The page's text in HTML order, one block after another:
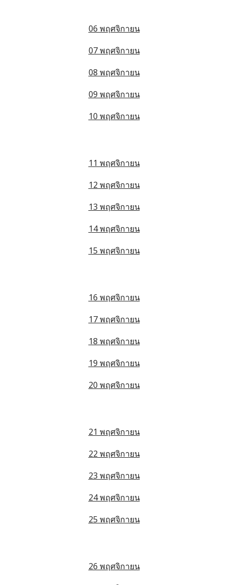
06 พฤศจิกายน
07 พฤศจิกายน
08 พฤศจิกายน
09 พฤศจิกายน
10 พฤศจิกายน
11 พฤศจิกายน
12 พฤศจิกายน
13 พฤศจิกายน
14 พฤศจิกายน
15 พฤศจิกายน
16 พฤศจิกายน
17 พฤศจิกายน
18 พฤศจิกายน
19 พฤศจิกายน
20 พฤศจิกายน
21 พฤศจิกายน
22 พฤศจิกายน
23 พฤศจิกายน
24 พฤศจิกายน
25 พฤศจิกายน
26 พฤศจิกายน